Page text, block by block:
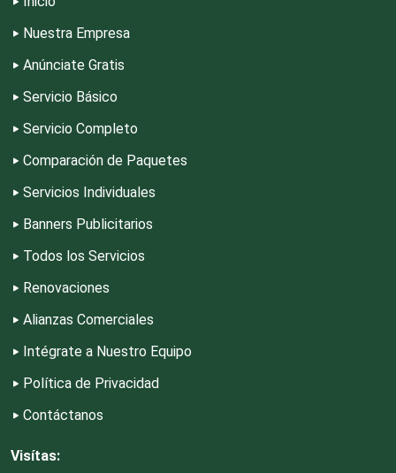
Dentistas
Deportes
Desarrollo de Software
Desperdicios Industriales
Dulcerías
Nuestra Empresa
Anúnciate Gratis
Servicio Básico
Servicio Completo
Comparación de Paquetes
Servicios Individuales
Banners Publicitarios
Todos los Servicios
Renovaciones
Alianzas Comerciales
Intégrate a Nuestro Equipo
Política de Privacidad
Contáctanos
Visítas: